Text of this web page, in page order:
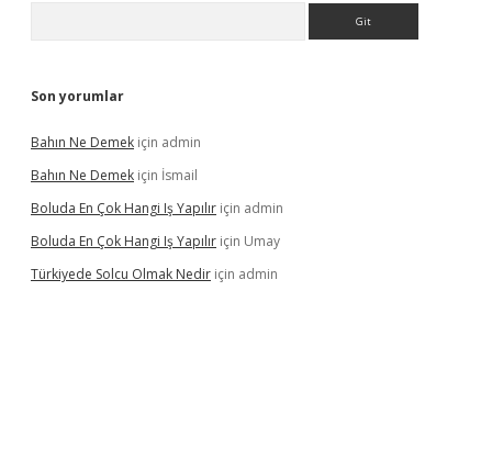
Son yorumlar
Bahın Ne Demek için admin
Bahın Ne Demek için İsmail
Boluda En Çok Hangi Iş Yapılır için admin
Boluda En Çok Hangi Iş Yapılır için Umay
Türkiyede Solcu Olmak Nedir için admin